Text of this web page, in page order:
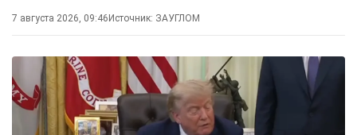
7 августа 2026, 09:46Источник: ЗАУГЛОМ